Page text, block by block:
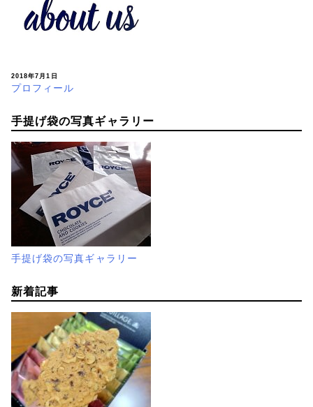
2018年7月1日
プロフィール
手提げ袋の写真ギャラリー
手提げ袋の写真ギャラリー
新着記事